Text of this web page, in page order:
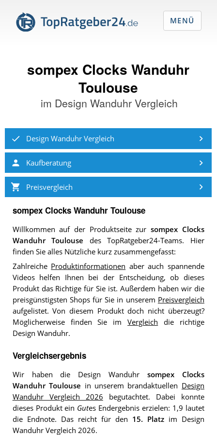
sompex Clocks Wanduhr
Toulouse
im Design Wanduhr Vergleich
Design Wanduhr Vergleich
Kaufberatung
Preisvergleich
sompex Clocks Wanduhr Toulouse
Willkommen auf der Produktseite zursompex Clocks
Wanduhr Toulouse des TopRatgeber24-Teams. Hier
finden Sie alles Nützliche kurz zusammengefasst:
Zahlreiche Produktinformationen aber auch spannende
Videos helfen Ihnen bei der Entscheidung, ob dieses
Produkt das Richtige für Sie ist. Außerdem haben wir die
preisgünstigsten Shops für Sie in unserem Preisvergleich
aufgelistet. Von diesem Produkt doch nicht überzeugt?
Möglicherweise finden Sie imVergleich die richtige
Design Wanduhr.
Vergleichsergebnis
Wir haben die Design Wanduhrsompex Clocks
Wanduhr Toulouse in unserem brandaktuellen Design
Wanduhr Vergleich 2026 begutachtet. Dabei konnte
dieses Produkt ein Gutes Endergebnis erzielen: 1,9 lautet
die Endnote. Das reicht für den 15. Platzim Design
Wanduhr Vergleich 2026.
MENÜ